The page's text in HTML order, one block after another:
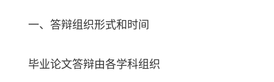
一、答辩组织形式和时间
毕业论文答辩由各学科组织